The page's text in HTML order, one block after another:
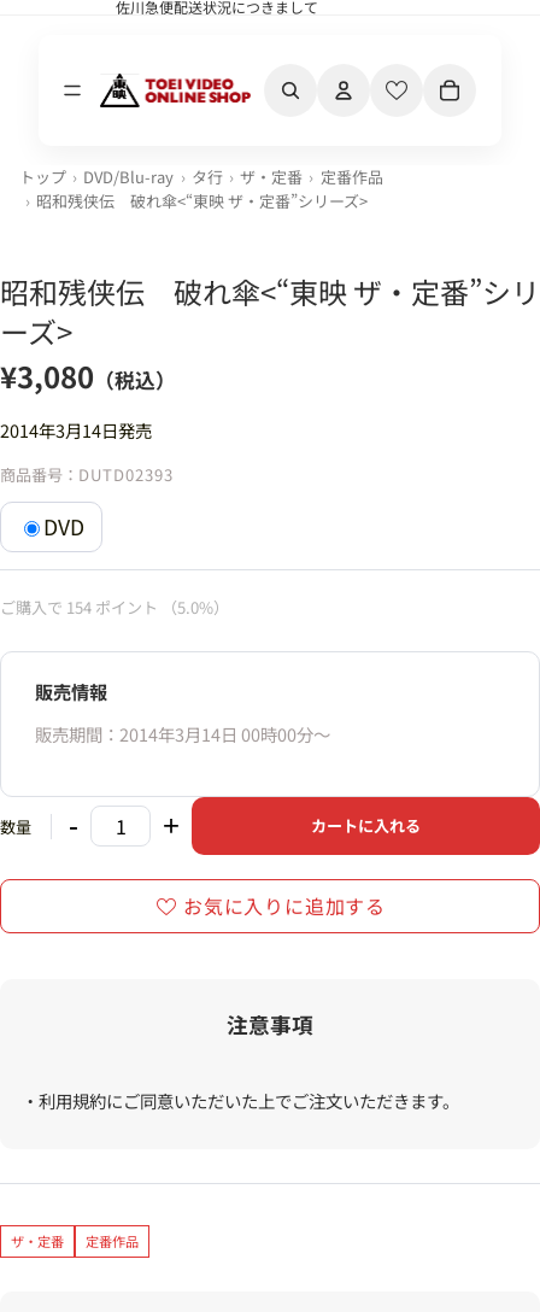
佐川急便配送状況につきまして
佐川急便配送状況につきまして
トップ DVD/Blu-ray タ行 ザ・定番
定番作品
昭和残侠伝 破れ傘<“東映 ザ・定番”シリーズ>
昭和残侠伝 破れ傘<“東映 ザ・定番”シリ
ーズ>
¥3,080 （税込）
2014年3月14日発売
商品番号： DUTD02393
DVD
ご購入で 154 ポイント （5.0%）
販売情報
販売期間：2014年3月14日 00時00分〜
数量 - + カートに入れる
お気に入りに追加する
注意事項
・利用規約にご同意いただいた上でご注文いただきます。
ザ・定番 定番作品